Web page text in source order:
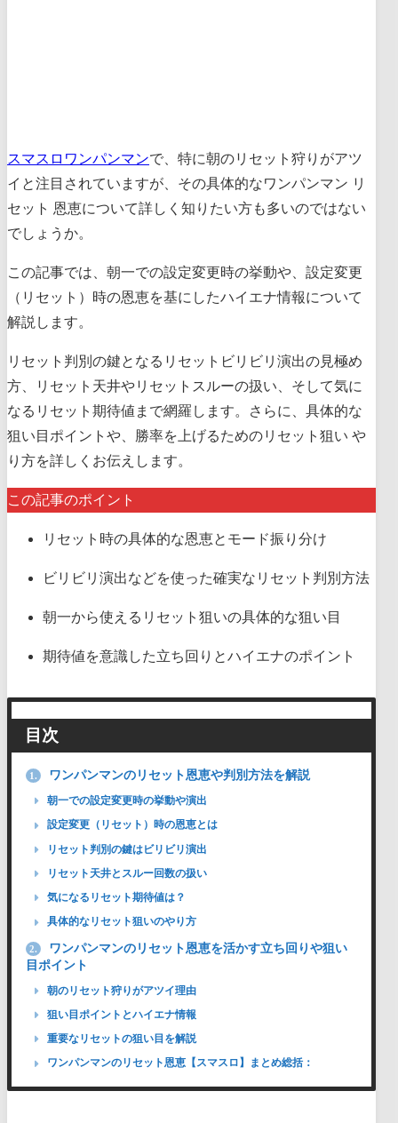
スマスロワンパンマンで、特に朝のリセット狩りがアツ
イと注目されていますが、その具体的なワンパンマン リ
セット 恩恵について詳しく知りたい方も多いのではない
でしょうか。
この記事では、朝一での設定変更時の挙動や、設定変更
（リセット）時の恩恵を基にしたハイエナ情報について
解説します。
リセット判別の鍵となるリセットビリビリ演出の見極め
方、リセット天井やリセットスルーの扱い、そして気に
なるリセット期待値まで網羅します。さらに、具体的な
狙い目ポイントや、勝率を上げるためのリセット狙い や
り方を詳しくお伝えします。
この記事のポイント
リセット時の具体的な恩恵とモード振り分け
ビリビリ演出などを使った確実なリセット判別方法
朝一から使えるリセット狙いの具体的な狙い目
期待値を意識した立ち回りとハイエナのポイント
目次
1. ワンパンマンのリセット恩恵や判別方法を解説
朝一での設定変更時の挙動や演出
設定変更（リセット）時の恩恵とは
リセット判別の鍵はビリビリ演出
リセット天井とスルー回数の扱い
気になるリセット期待値は？
具体的なリセット狙いのやり方
2.
ワンパンマンのリセット恩恵を活かす立ち回りや狙い
目ポイント
朝のリセット狩りがアツイ理由
狙い目ポイントとハイエナ情報
重要なリセットの狙い目を解説
ワンパンマンのリセット恩恵【スマスロ】まとめ総括：